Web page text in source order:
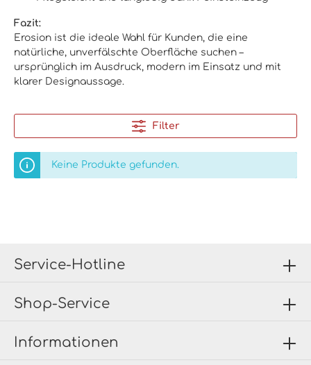
Fazit:
Erosion ist die ideale Wahl für Kunden, die eine
natürliche, unverfälschte Oberfläche suchen –
ursprünglich im Ausdruck, modern im Einsatz und mit
klarer Designaussage.
Filter
Keine Produkte gefunden.
Service-Hotline
Shop-Service
Informationen